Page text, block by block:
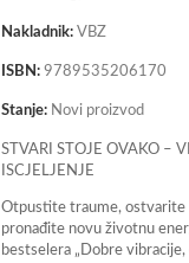
Nakladnik: VBZ
ISBN: 9789535206170
Stanje: Novi proizvod
STVARI STOJE OVAKO –
ISCJELJENJE
Otpustite traume, ostvarite
pronađite novu životnu
bestselera „Dobre